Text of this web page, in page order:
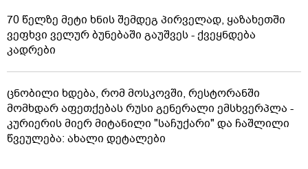
70 წელზე მეტი ხნის შემდეგ პირველად, ყაზახეთში
ვეფხვი ველურ ბუნებაში გაუშვეს - ქვეყნდება
კადრები
ცნობილი ხდება, რომ მოსკოვში, რესტორანში
მომხდარ აფეთქებას რუსი გენერალი ემსხვერპლა -
კურიერის მიერ მიტანილი "საჩუქარი" და ჩაშლილი
წვეულება: ახალი დეტალები